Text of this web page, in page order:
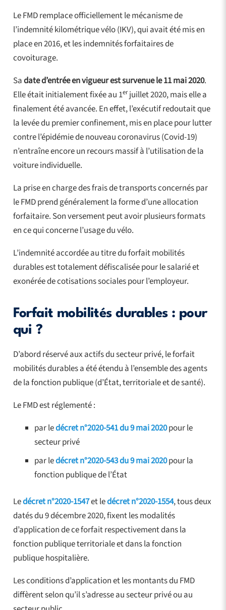
Le FMD remplace officiellement le mécanisme de
l’indemnité kilométrique vélo (IKV), qui avait été mis en
place en 2016, et les indemnités forfaitaires de
covoiturage.
Sadate d’entrée en vigueur est survenue le 11 mai 2020.
Elle était initialement fixée au 1erjuillet 2020, mais elle a
finalement été avancée. En effet, l’exécutif redoutait que
la levée du premier confinement, mis en place pour lutter
contre l’épidémie de nouveau coronavirus (Covid-19)
n’entraîne encore un recours massif à l’utilisation de la
voiture individuelle.
La prise en charge des frais de transports concernés par
le FMD prend généralement la forme d’une allocation
forfaitaire. Son versement peut avoir plusieurs formats
en ce qui concerne l’usage du vélo.
L’indemnité accordée au titre du forfait mobilités
durables est totalement défiscalisée pour le salarié et
exonérée de cotisations sociales pour l’employeur.
Forfait mobilités durables : pour
qui ?
D’abord réservé aux actifs du secteur privé, le forfait
mobilités durables a été étendu à l’ensemble des agents
de la fonction publique (d’État, territoriale et de santé).
Le FMD est réglementé :
par ledécret n°2020-541 du 9 mai 2020pour le
secteur privé
par ledécret n°2020-543 du 9 mai 2020pour la
fonction publique de l’État
Ledécret n°2020-1547et ledécret n°2020-1554, tous deux
datés du 9 décembre 2020, fixent les modalités
d’application de ce forfait respectivement dans la
fonction publique territoriale et dans la fonction
publique hospitalière.
Les conditions d’application et les montants du FMD
diffèrent selon qu’il s’adresse au secteur privé ou au